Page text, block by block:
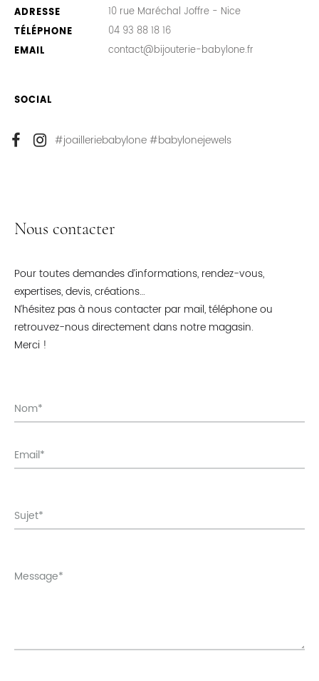
ADRESSE
10 rue Maréchal Joffre - Nice
TÉLÉPHONE
04 93 88 18 16
EMAIL
contact@bijouterie-babylone.fr
SOCIAL
#joailleriebabylone#babylonejewels
Nous contacter
Pour toutes demandes d’informations, rendez-vous,
expertises, devis, créations…
N’hésitez pas à nous contacter par mail, téléphone ou
retrouvez-nous directement dans notre magasin.
Merci !
Nom*
Email*
Sujet*
Message*